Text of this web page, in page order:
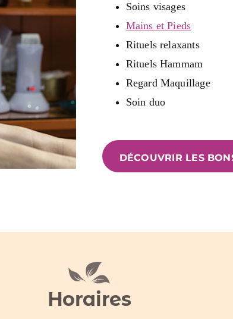
Soins visages
Mains et Pieds
Rituels relaxants
Rituels Hammam
Regard Maquillage
Soin duo
DÉCOUVRIR LES
Horaires